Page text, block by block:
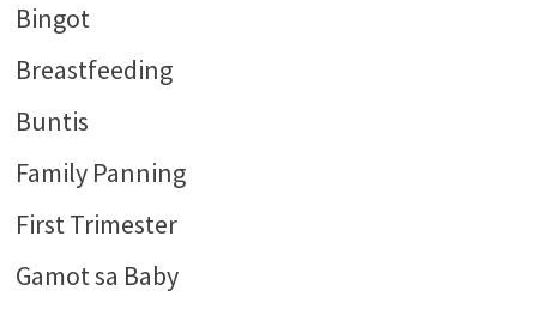
Bingot
Breastfeeding
Buntis
Family Panning
First Trimester
Gamot sa Baby